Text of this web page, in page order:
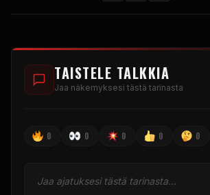
TAISTELE TALKKIA
Jaa näkemyksesi tästä tarinasta
0 0 0 0 0